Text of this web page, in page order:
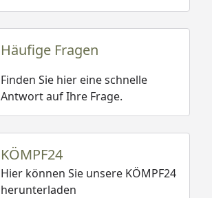
Häufige Fragen
Finden Sie hier eine schnelle
Antwort auf Ihre Frage.
KÖMPF24
Hier können Sie unsere KÖMPF24
herunterladen